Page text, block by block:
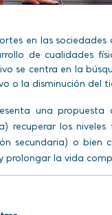
en las
de cualidades
se centra en la
o la disminución del
una
recuperar los
secundaria) o
prolongar la vida